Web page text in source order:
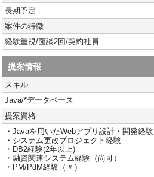
長期予定
案件の特徴
経験重視/面談2回/契約社員
提案情報
スキル
Java/*データベース
提案資格
・Javaを用いたWebアプリ設計・開発経験
・システム更改プロジェクト経験
・DB2経験(2年以上)
・融資関連システム経験（尚可）
・PM/PdM経験（〃）